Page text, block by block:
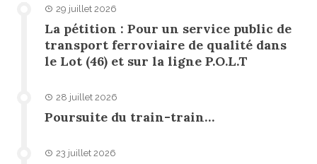
29 juillet 2026
La pétition : Pour un service public de
transport ferroviaire de qualité dans
le Lot (46) et sur la ligne P.O.L.T
28 juillet 2026
Poursuite du train-train…
23 juillet 2026